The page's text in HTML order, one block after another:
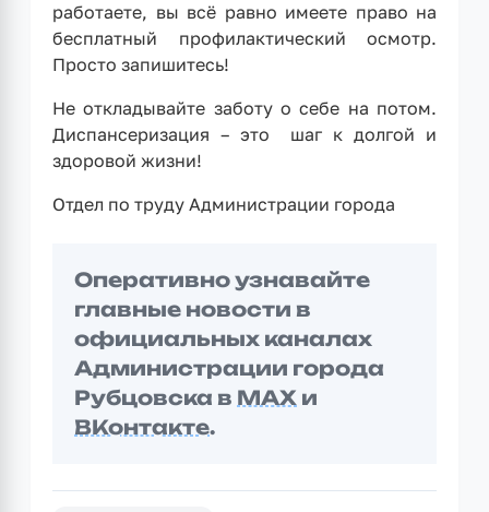
работаете, вы всё равно имеете право на
бесплатный профилактический осмотр.
Просто запишитесь!
Не откладывайте заботу о себе на потом.
Диспансеризация – это шаг к долгой и
здоровой жизни!
Отдел по труду Администрации города
Оперативно узнавайте
главные новости в
официальных каналах
Администрации города
Рубцовска в MAX и
ВКонтакте.